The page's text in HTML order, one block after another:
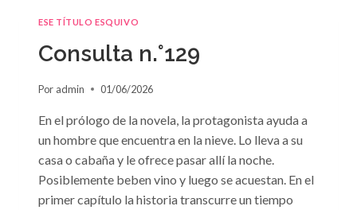
ESE TÍTULO ESQUIVO
Consulta n.°129
Por admin 01/06/2026
En el prólogo de la novela, la protagonista ayuda a
un hombre que encuentra en la nieve. Lo lleva a su
casa o cabaña y le ofrece pasar allí la noche.
Posiblemente beben vino y luego se acuestan. En el
primer capítulo la historia transcurre un tiempo